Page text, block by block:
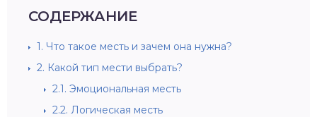
СОДЕРЖАНИЕ
1. Что такое месть и зачем она нужна?
2. Какой тип мести выбрать?
2.1. Эмоциональная месть
2.2. Логическая месть